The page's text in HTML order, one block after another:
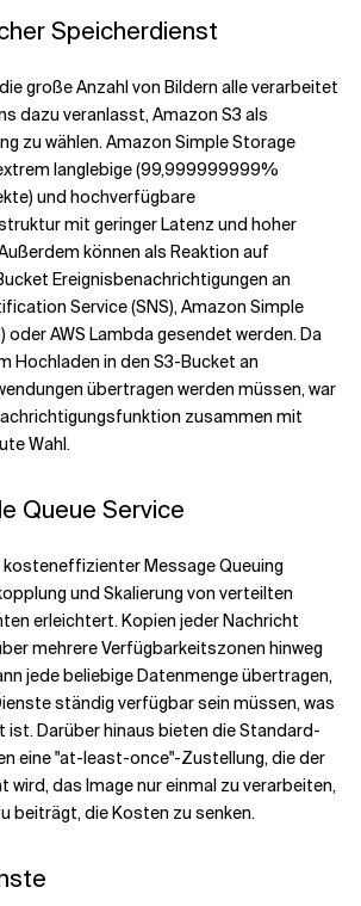
Speicherdienst
große Anzahl von Bildern alle verarbeitet
dazu veranlasst, Amazon S3 als
zu wählen. Amazon Simple Storage
langlebige (99,999999999%
und hochverfügbare
mit geringer Latenz und hoher
können als Reaktion auf
Ereignisbenachrichtigungen an
Service (SNS), Amazon Simple
oder AWS Lambda gesendet werden. Da
Hochladen in den S3-Bucket an
übertragen werden müssen, war
zusammen mit
Wahl.
Queue Service
kosteneffizienter Message Queuing
und Skalierung von verteilten
erleichtert. Kopien jeder Nachricht
mehrere Verfügbarkeitszonen hinweg
jede beliebige Datenmenge übertragen,
ständig verfügbar sein müssen, was
Darüber hinaus bieten die Standard-
eine "at-least-once"-Zustellung, die der
wird, das Image nur einmal zu verarbeiten,
beiträgt, die Kosten zu senken.